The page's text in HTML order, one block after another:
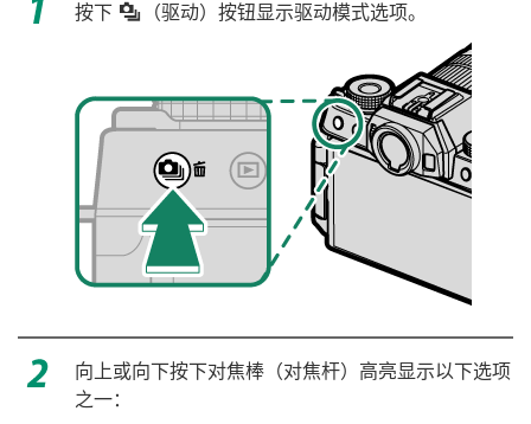
按下 I （驱动）按钮显示驱动模式选项。
向上或向下按下对焦棒（对焦杆）高亮显示以下选项
之一：